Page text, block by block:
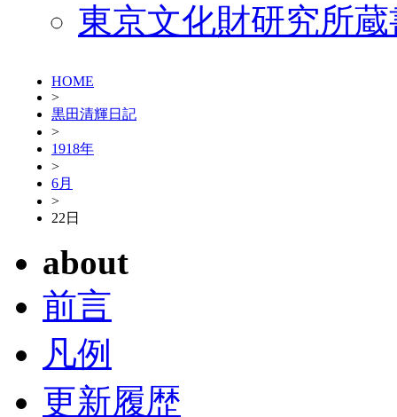
東京文化財研究所
HOME
>
黒田清輝日記
>
1918年
>
6月
>
22日
about
前言
凡例
更新履歴